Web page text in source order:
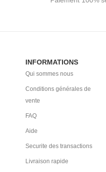
INFORMATIONS
Qui sommes nous
Conditions générales de
vente
FAQ
Aide
Securite des transactions
Livraison rapide